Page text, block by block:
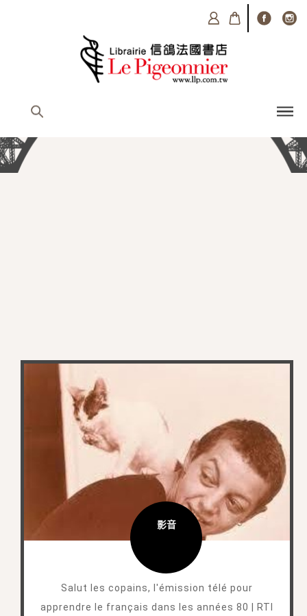
影音
Salut les copains, l'émission télé pour
apprendre le français dans les années 80 | RTI